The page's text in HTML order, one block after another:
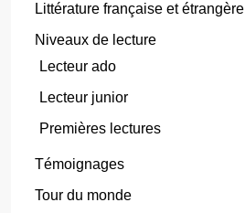
Littérature française et étrangère
Niveaux de lecture
Lecteur ado
Lecteur junior
Premières lectures
Témoignages
Tour du monde